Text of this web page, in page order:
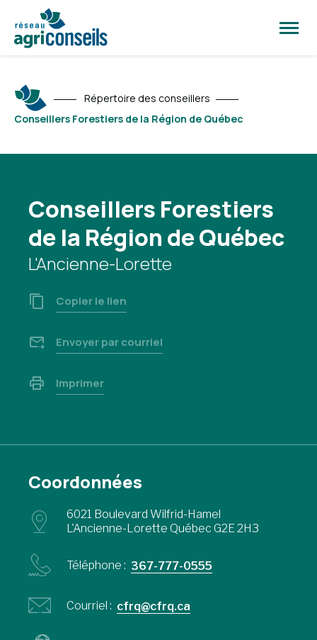
la
Répertoire des conseillers
Conseillers Forestiers de la Région de Québec
Conseillers Forestiers
de la Région de Québec
L'Ancienne-Lorette
Copier le lien
Envoyer par courriel
Imprimer
Coordonnées
6021 Boulevard Wilfrid-Hamel
L'Ancienne-Lorette Québec G2E 2H3
Téléphone : 367-777-0555
Courriel : cfrq@cfrq.ca